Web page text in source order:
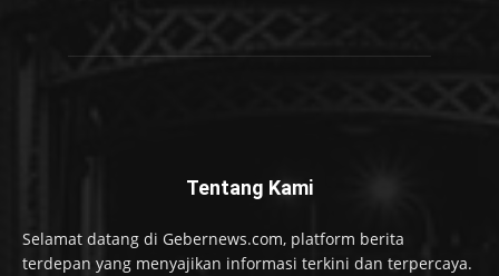
Tentang Kami
Selamat datang di Gebernews.com, platform berita
terdepan yang menyajikan informasi terkini dan terpercaya.